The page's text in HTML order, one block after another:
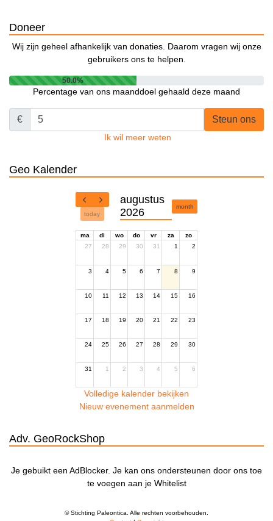
Doneer
Wij zijn geheel afhankelijk van donaties. Daarom vragen wij onze
gebruikers ons te helpen.
50.0%
Percentage van ons maanddoel gehaald deze maand
€ Steun ons
Ik wil meer weten
Geo Kalender
today
augustus
2026
month
ma di wo do vr za
zo
27
28 29 30 31 1 2
3 4 5 6 7 8 9
10 11 12 13 14 15 16
17 18 19 20 21 22 23
24 25 26 27 28 29 30
31 1 2 3 4 5 6
Volledige kalender bekijken
Nieuw evenement aanmelden
Adv. GeoRockShop
Je gebuikt een AdBlocker. Je kan ons ondersteunen door ons toe
te voegen aan je Whitelist
© Stichting Paleontica. Alle rechten voorbehouden.